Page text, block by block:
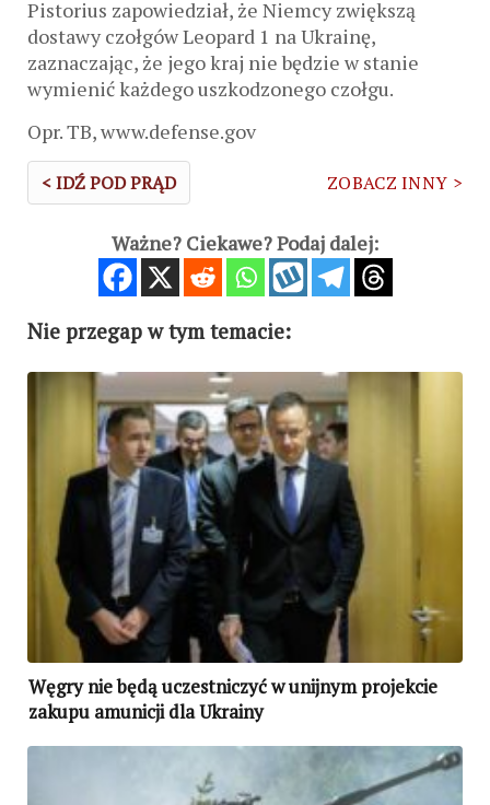
Pistorius zapowiedział, że Niemcy zwiększą
dostawy czołgów Leopard 1 na Ukrainę,
zaznaczając, że jego kraj nie będzie w stanie
wymienić każdego uszkodzonego czołgu.
Opr. TB, www.defense.gov
< IDŹ POD PRĄD ZOBACZ INNY >
Ważne? Ciekawe? Podaj dalej:
Nie przegap w tym temacie:
Węgry nie będą uczestniczyć w unijnym projekcie
zakupu amunicji dla Ukrainy